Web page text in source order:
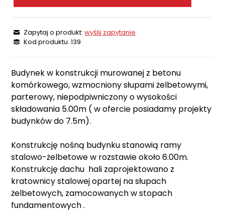
Zapytaj o produkt:wyślij zapytanie
Kod produktu: 139
Budynek w konstrukcji murowanej z betonu
komórkowego, wzmocniony słupami żelbetowymi,
parterowy, niepodpiwniczony o wysokości
składowania 5.00m ( w ofercie posiadamy projekty
budynków do 7.5m).
Konstrukcję nośną budynku stanowią ramy
stalowo-żelbetowe w rozstawie około 6.00m.
Konstrukcję dachu hali zaprojektowano z
kratownicy stalowej opartej na słupach
żelbetowych, zamocowanych w stopach
fundamentowych .